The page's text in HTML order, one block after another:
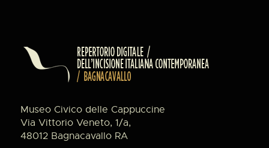
Museo Civico delle Cappuccine
Via Vittorio Veneto, 1/a,
48012 Bagnacavallo RA